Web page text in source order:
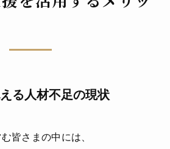
る人材不足の現状
皆さまの中には、